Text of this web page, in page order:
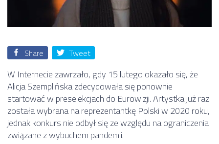
Share Tweet
W Internecie zawrzało, gdy 15 lutego okazało się, że
Alicja Szemplińska zdecydowała się ponownie
startować w preselekcjach do Eurowizji. Artystka już raz
została wybrana na reprezentantkę Polski w 2020 roku,
jednak konkurs nie odbył się ze względu na ograniczenia
związane z wybuchem pandemii.